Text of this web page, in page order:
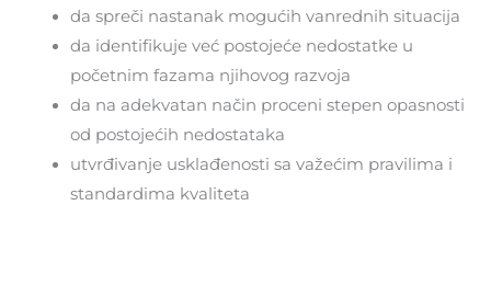
da spreči nastanak mogućih vanrednih situacija
da identifikuje već postojeće nedostatke u
početnim fazama njihovog razvoja
da na adekvatan način proceni stepen opasnosti
od postojećih nedostataka
utvrđivanje usklađenosti sa važećim pravilima i
standardima kvaliteta